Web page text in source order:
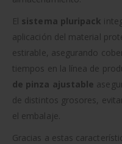
El sistema pluripack
aplicación del material
estirable, asegurando
tiempos en la línea de
de pinza ajustable
de distintos grosores,
el embalaje.
Gracias a estas